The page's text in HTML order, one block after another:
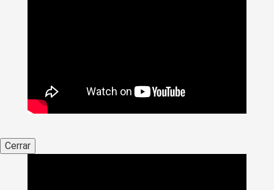
Cerrar